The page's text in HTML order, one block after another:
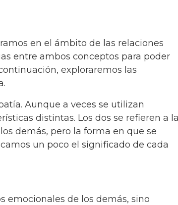
en el ámbito de las relaciones
entre ambos conceptos para poder
exploraremos las
Aunque a veces se utilizan
distintas. Los dos se refieren a la
demás, pero la forma en que se
un poco el significado de cada
emocionales de los demás, sino